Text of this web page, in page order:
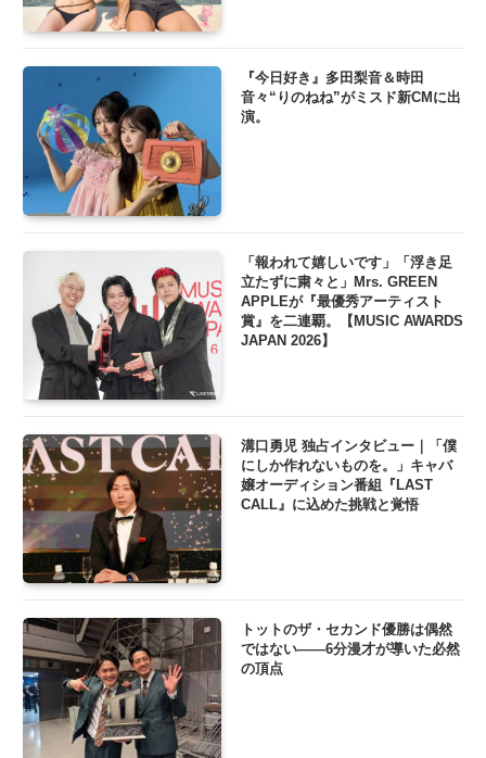
『今日好き』多田梨音＆時田
音々“りのねね”がミスド新CMに出
演。
「報われて嬉しいです」「浮き足
立たずに粛々と」Mrs. GREEN
APPLEが『最優秀アーティスト
賞』を二連覇。【MUSIC AWARDS
JAPAN 2026】
溝口勇児 独占インタビュー｜「僕
にしか作れないものを。」キャバ
嬢オーディション番組『LAST
CALL』に込めた挑戦と覚悟
トットのザ・セカンド優勝は偶然
ではない――6分漫才が導いた必然
の頂点